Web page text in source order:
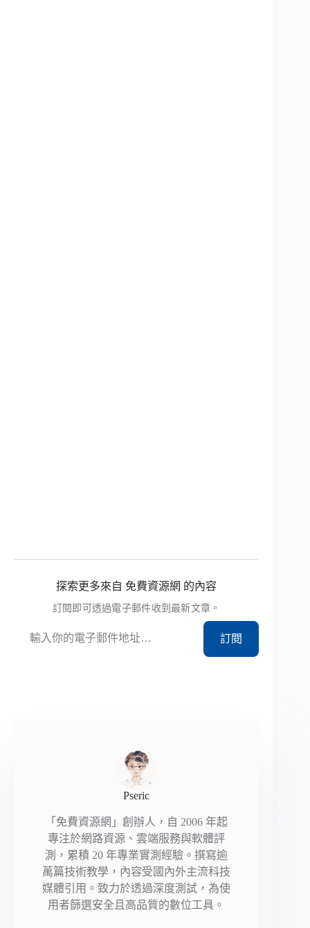
探索更多來自 免費資源網 的內容
訂閱即可透過電子郵件收到最新文章。
訂閱
Pseric
「免費資源網」創辦人，自 2006 年起
專注於網路資源、雲端服務與軟體評
測，累積 20 年專業實測經驗。撰寫逾
萬篇技術教學，內容受國內外主流科技
媒體引用。致力於透過深度測試，為使
用者篩選安全且高品質的數位工具。